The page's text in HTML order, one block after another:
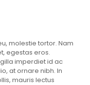
molestie tortor. Nam
egestas eros.
imperdiet id ac
at ornare nibh. In
mauris lectus